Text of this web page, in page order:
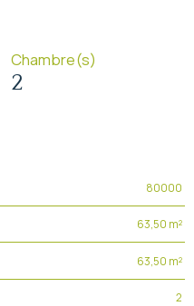
Chambre(s)
2
80000
63,50 m²
63,50 m²
2